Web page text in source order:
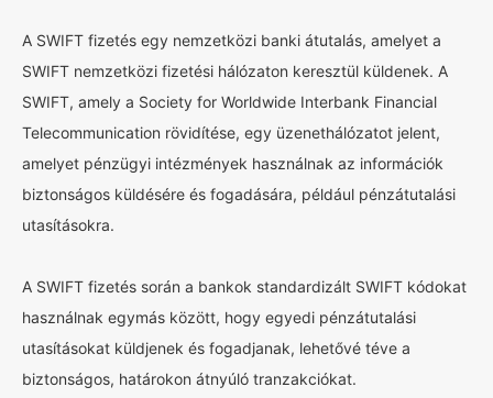
A SWIFT fizetés egy nemzetközi banki átutalás, amelyet a
SWIFT nemzetközi fizetési hálózaton keresztül küldenek. A
SWIFT, amely a Society for Worldwide Interbank Financial
Telecommunication rövidítése, egy üzenethálózatot jelent,
amelyet pénzügyi intézmények használnak az információk
biztonságos küldésére és fogadására, például pénzátutalási
utasításokra.
A SWIFT fizetés során a bankok standardizált SWIFT kódokat
használnak egymás között, hogy egyedi pénzátutalási
utasításokat küldjenek és fogadjanak, lehetővé téve a
biztonságos, határokon átnyúló tranzakciókat.